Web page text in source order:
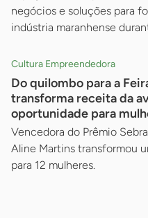
negócios e soluções para
indústria maranhense
Cultura Empreendedora
Do quilombo para a
transforma receita da
oportunidade para
Vencedora do Prêmio
Aline Martins transformou
para 12 mulheres.